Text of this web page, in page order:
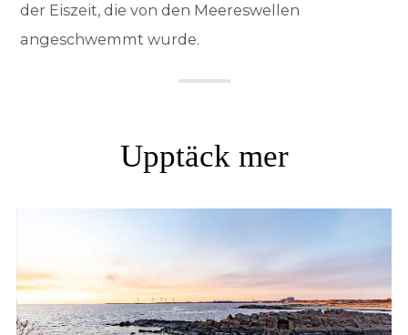
der Eiszeit, die von den Meereswellen
angeschwemmt wurde.
Upptäck mer